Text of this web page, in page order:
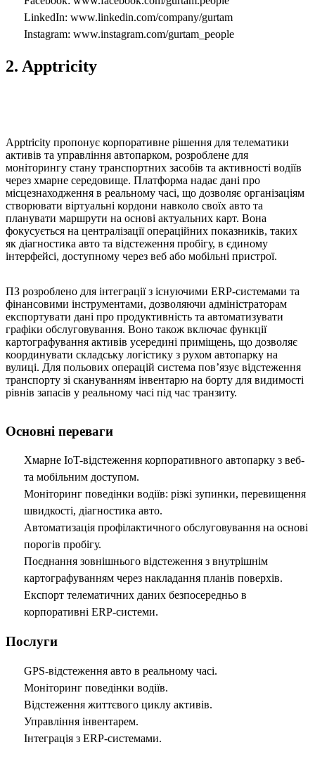
LinkedIn: www.linkedin.com/company/gurtam
Instagram: www.instagram.com/gurtam_people
2. Apptricity
Apptricity пропонує корпоративне рішення для телематики
активів та управління автопарком, розроблене для
моніторингу стану транспортних засобів та активності водіїв
через хмарне середовище. Платформа надає дані про
місцезнаходження в реальному часі, що дозволяє організаціям
створювати віртуальні кордони навколо своїх авто та
планувати маршрути на основі актуальних карт. Вона
фокусується на централізації операційних показників, таких
як діагностика авто та відстеження пробігу, в єдиному
інтерфейсі, доступному через веб або мобільні пристрої.
ПЗ розроблено для інтеграції з існуючими ERP-системами та
фінансовими інструментами, дозволяючи адміністраторам
експортувати дані про продуктивність та автоматизувати
графіки обслуговування. Воно також включає функції
картографування активів усередині приміщень, що дозволяє
координувати складську логістику з рухом автопарку на
вулиці. Для польових операцій система пов’язує відстеження
транспорту зі скануванням інвентарю на борту для видимості
рівнів запасів у реальному часі під час транзиту.
Основні переваги
Хмарне IoT-відстеження корпоративного автопарку з веб-
та мобільним доступом.
Моніторинг поведінки водіїв: різкі зупинки, перевищення
швидкості, діагностика авто.
Автоматизація профілактичного обслуговування на основі
порогів пробігу.
Поєднання зовнішнього відстеження з внутрішнім
картографуванням через накладання планів поверхів.
Експорт телематичних даних безпосередньо в
корпоративні ERP-системи.
Послуги
GPS-відстеження авто в реальному часі.
Моніторинг поведінки водіїв.
Відстеження життєвого циклу активів.
Управління інвентарем.
Інтеграція з ERP-системами.